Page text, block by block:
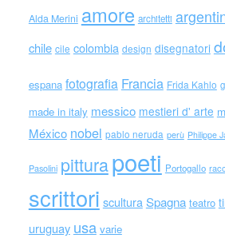
Alda Merini amore architetti
chile cile colombia design disegnatori
espana fotografia Francia Frida Kahlo
made in italy messico mestieri d' arte
México nobel pablo neruda perù Philippe
Pasolini pitturapoeti Portogallo
scrittori scultura Spagna teatro
uruguay usa varie